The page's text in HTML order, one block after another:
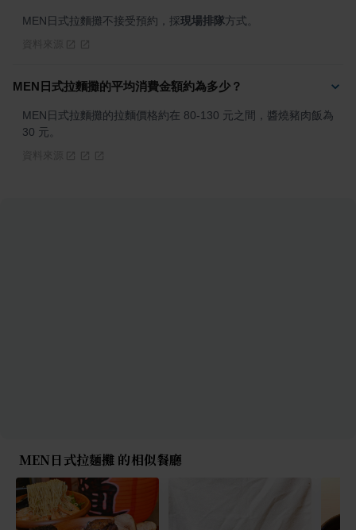
MEN日式拉麵攤不接受預約，採現場排隊方式。
MEN日式拉麵攤的平均消費金額約為多少？
MEN日式拉麵攤的拉麵價格約在 80-130 元之間，醬燒豬肉飯為
30 元。
MEN日式拉麵攤 的相似餐廳